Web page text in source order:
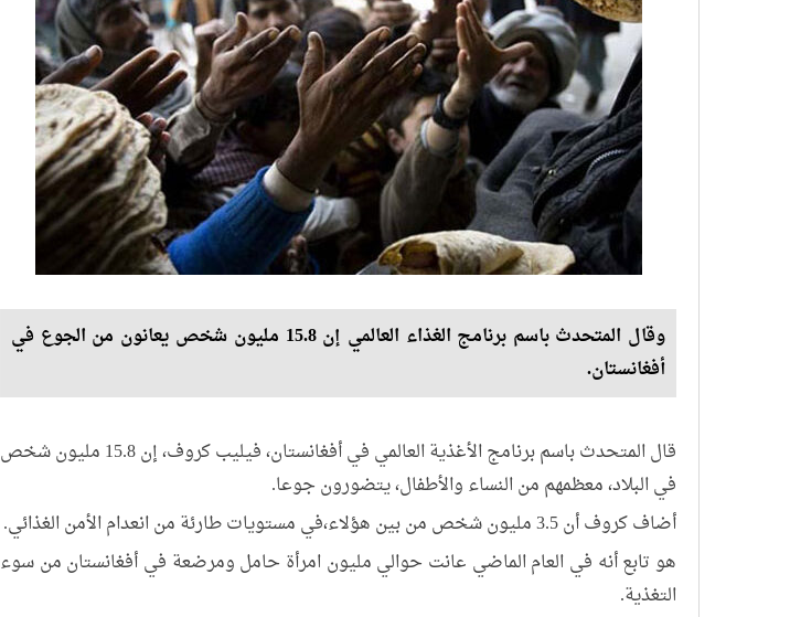
وقال المتحدث باسم برنامج الغذاء العالمي إن 15.8 مليون شخص يعانون من الجوع في
أفغانستان.
قال المتحدث باسم برنامج الأغذية العالمي في أفغانستان، فيليب كروف، إن 15.8 مليون شخص
في البلاد، معظمهم من النساء والأطفال، يتضورون جوعا.
أضاف كروف أن 3.5 مليون شخص من بين هؤلاء،في مستويات طارئة من انعدام الأمن الغذائي.
هو تابع أنه في العام الماضي عانت حوالي مليون امرأة حامل ومرضعة في أفغانستان من سوء
التغذية.